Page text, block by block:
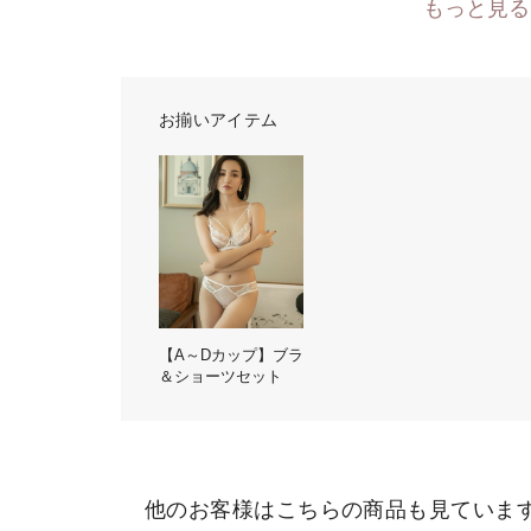
もっと見る
お揃いアイテム
【A～Dカップ】ブラ
＆ショーツセット
他のお客様はこちらの商品も見ていま